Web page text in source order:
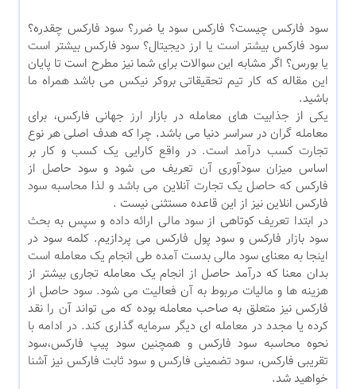
سود فارکس چیست؟ فارکس سود یا ضرر؟ سود فارکس چقدره؟
سود فارکس بیشتر است یا ارز دیجیتال؟ سود فارکس بیشتر است
یا بورس؟ اگر مشابه این سوالات برای شما نیز مطرح است تا پایان
این مقاله که کار تیم تحقیقاتی بروکر نیکس می باشد همراه ما
باشید.
یکی از جذابیت های معامله در بازار ارز جهانی فارکس، برای
معامله گران در سراسر دنیا می باشد. چرا که هدف اصلی هر نوع
تجارت کسب درآمد است. در واقع کارایی یک کسب و کار بر
اساس میزان سودآوری آن تعریف می شود و سود حاصل از
فارکس که حاصل یک تجارت آنلاین می باشد و لذا محاسبه سود
فارکس انلاین نیز از این قاعده مستثنی نیست .
در ابتدا تعریف کوتاهی از سود مالی ارائه داده و سپس به بحث
سود بازار فارکس و سود پول فارکس می پردازیم. کلمه سود در
اینجا به معنای سود مالی بدست آمده طی انجام یک معامله است
بدان معنا که درآمد حاصل از انجام یک معامله تجاری بیشتر از
هزینه ها و مالیات مربوط به آن فعالیت می شود. سود حاصل از
فارکس نیز متعلق به صاحب معامله بوده که می تواند آن را نقد
کرده یا مجدد در معامله ای دیگر سرمایه گذاری کند. در ادامه با
نحوه محاسبه سود فارکس و همچنین سود پیپ فارکس،سود
تقریبی فارکس، سود تضمینی فارکس و سود ثابت فارکس نیز آشنا
خواهید شد.